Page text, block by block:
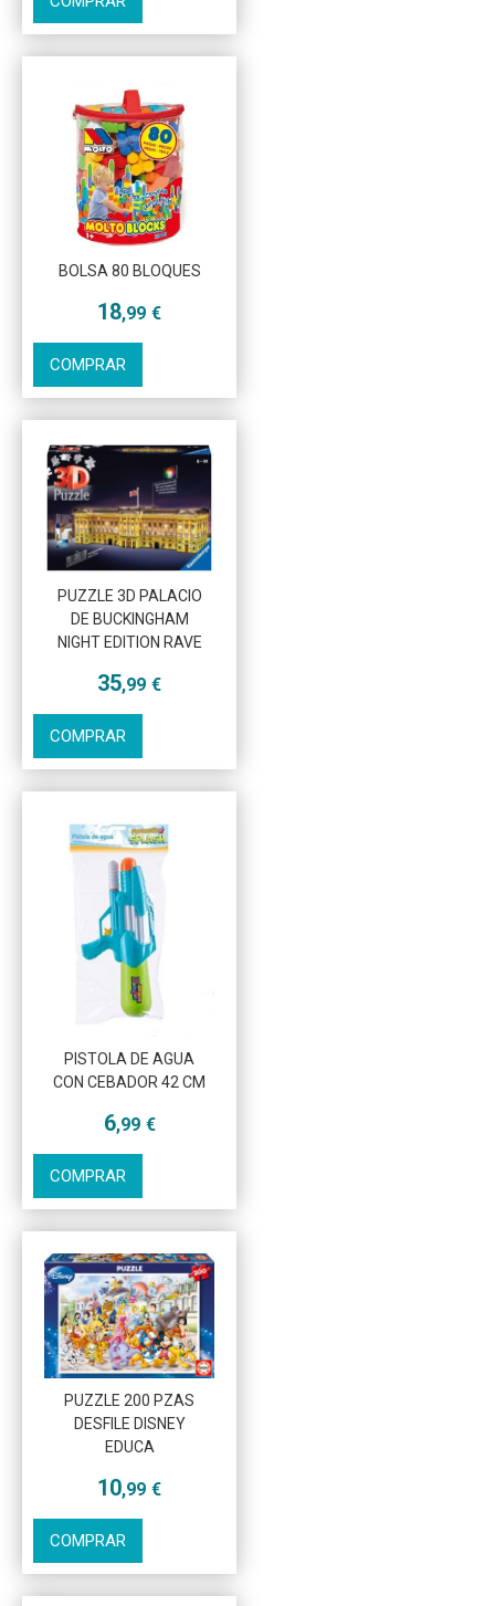
BOLSA 80 BLOQUES
18,99 €
COMPRAR
PUZZLE 3D PALACIO
DE BUCKINGHAM
NIGHT EDITION RAVE
35,99 €
COMPRAR
PISTOLA DE AGUA
CON CEBADOR 42 CM
6,99 €
COMPRAR
Más info
PUZZLE 200 PZAS
DESFILE DISNEY
EDUCA
10,99 €
COMPRAR
Más info
Más info